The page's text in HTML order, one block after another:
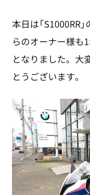
本日は「S1000RR
らのオーナー様も
となりました。大
とうございます。